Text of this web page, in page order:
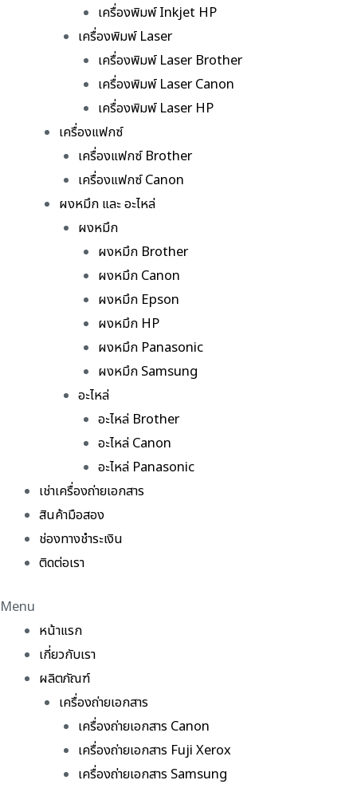
เครื่องพิมพ์ Inkjet HP
เครื่องพิมพ์ Laser
เครื่องพิมพ์ Laser Brother
เครื่องพิมพ์ Laser Canon
เครื่องพิมพ์ Laser HP
เครื่องแฟกซ์
เครื่องแฟกซ์ Brother
เครื่องแฟกซ์ Canon
ผงหมึก และ อะไหล่
ผงหมึก
ผงหมึก Brother
ผงหมึก Canon
ผงหมึก Epson
ผงหมึก HP
ผงหมึก Panasonic
ผงหมึก Samsung
อะไหล่
อะไหล่ Brother
อะไหล่ Canon
อะไหล่ Panasonic
เช่าเครื่องถ่ายเอกสาร
สินค้ามือสอง
ช่องทางชำระเงิน
ติดต่อเรา
Menu
หน้าแรก
เกี่ยวกับเรา
ผลิตภัณฑ์
เครื่องถ่ายเอกสาร
เครื่องถ่ายเอกสาร Canon
เครื่องถ่ายเอกสาร Fuji Xerox
เครื่องถ่ายเอกสาร Samsung